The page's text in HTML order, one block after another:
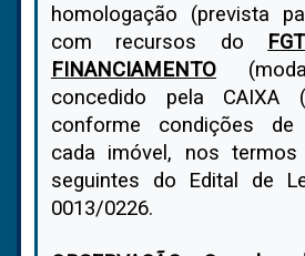
homologação (prevista
com recursos do
FINANCIAMENTO
concedido pela CAIXA
conforme condições de
cada imóvel, nos
seguintes do Edital de
0013/0226.